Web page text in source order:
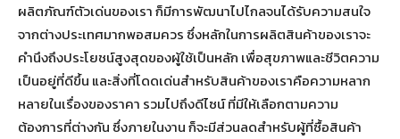
ผลิตภัณฑ์ตัวเด่นของเรา ก็มีการพัฒนาไปไกลจนได้รับความสนใจ
จากต่างประเทศมากพอสมควร ซึ่งหลักในการผลิตสินค้าของเราจะ
คำนึงถึงประโยชน์สูงสุดของผู้ใช้เป็นหลัก เพื่อสุขภาพและชีวิตความ
เป็นอยู่ที่ดีขึ้น และสิ่งที่โดดเด่นสำหรับสินค้าของเราคือความหลาก
หลายในเรื่องของราคา รวมไปถึงดีไซน์ ที่มีให้เลือกตามความ
ต้องการที่ต่างกัน ซึ่งภายในงาน ก็จะมีส่วนลดสำหรับผู้ที่ซื้อสินค้า